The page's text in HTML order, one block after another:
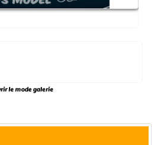
le mode galerie